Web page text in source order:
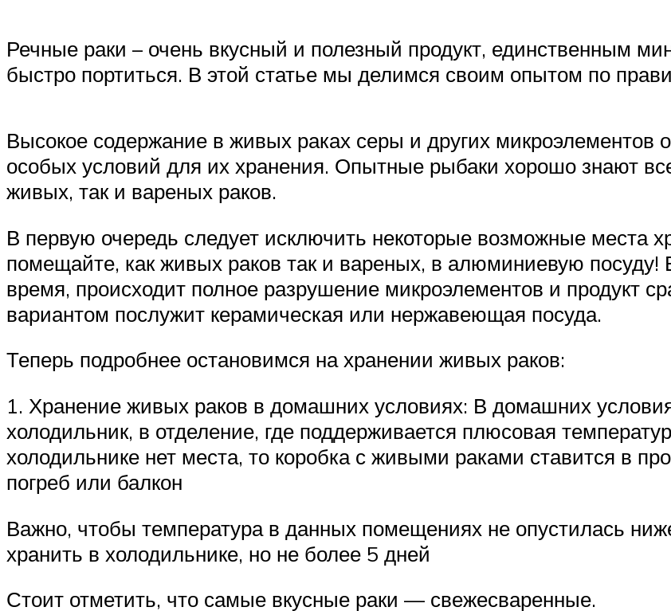
Речные раки – очень вкусный и полезный продукт, единственным
быстро портиться. В этой статье мы делимся своим опытом по
Высокое содержание в живых раках серы и других микроэлементов
особых условий для их хранения. Опытные рыбаки хорошо знают
живых, так и вареных раков.
В первую очередь следует исключить некоторые возможные места
помещайте, как живых раков так и вареных, в алюминиевую посуду!
время, происходит полное разрушение микроэлементов и продукт
вариантом послужит керамическая или нержавеющая посуда.
Теперь подробнее остановимся на хранении живых раков:
1. Хранение живых раков в домашних условиях: В домашних
холодильник, в отделение, где поддерживается плюсовая
холодильнике нет места, то коробка с живыми раками ставится в
погреб или балкон
Важно, чтобы температура в данных помещениях не опустилась
хранить в холодильнике, но не более 5 дней
Стоит отметить, что самые вкусные раки — свежесваренные.